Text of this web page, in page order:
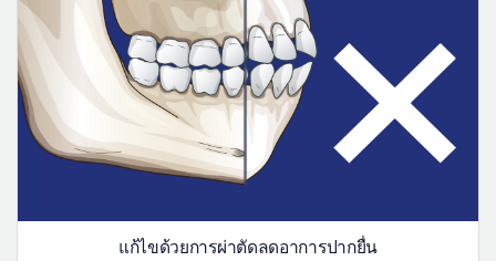
แก้ไขด้วยการผ่าตัดลดอาการปากยื่น